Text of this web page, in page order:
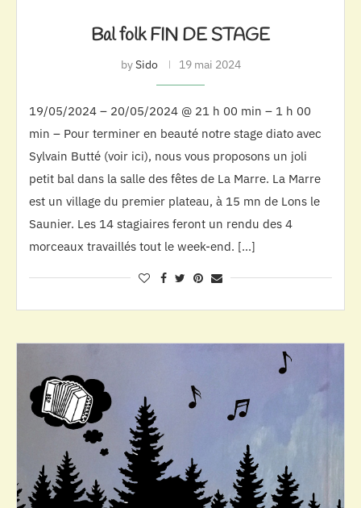
Bal folk FIN DE STAGE
bySido 19 mai 2024
19/05/2024 – 20/05/2024 @ 21 h 00 min – 1 h 00
min – Pour terminer en beauté notre stage diato avec
Sylvain Butté (voir ici), nous vous proposons un joli
petit bal dans la salle des fêtes de La Marre. La Marre
est un village du premier plateau, à 15 mn de Lons le
Saunier. Les 14 stagiaires feront un rendu des 4
morceaux travaillés tout le week-end. […]